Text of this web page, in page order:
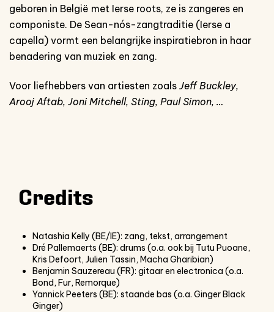
geboren in België met Ierse roots, ze is zangeres en
componiste. De Sean-nós-zangtraditie (Ierse a
capella) vormt een belangrijke inspiratiebron in haar
benadering van muziek en zang.
Voor liefhebbers van artiesten zoals Jeff Buckley,
Arooj Aftab, Joni Mitchell, Sting, Paul Simon, …
Credits
Natashia Kelly (BE/IE): zang, tekst, arrangement
Dré Pallemaerts (BE): drums (o.a. ook bij Tutu Puoane,
Kris Defoort, Julien Tassin, Macha Gharibian)
Benjamin Sauzereau (FR): gitaar en electronica (o.a.
Bond, Fur, Remorque)
Yannick Peeters (BE): staande bas (o.a. Ginger Black
Ginger)